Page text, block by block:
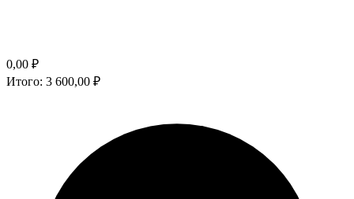
0,00 ₽
Итого: 3 600,00 ₽